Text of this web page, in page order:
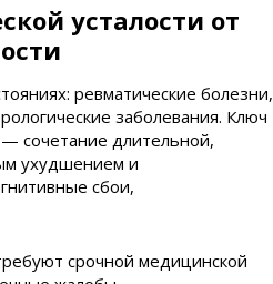
усталости от
ревматические болезни,
заболевания. Ключ
— сочетание длительной,
ухудшением и
сбои,
срочной медицинской